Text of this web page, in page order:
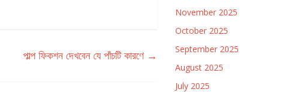
পাল্প ফিকশন দেখবেন যে পাঁচটি কারণে →
November 2025
October 2025
September 2025
August 2025
July 2025